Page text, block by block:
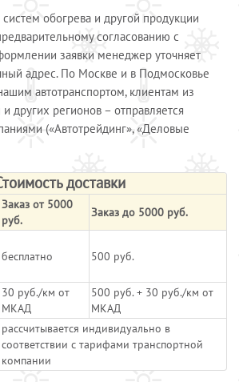
обогрева и другой продукции
согласованию с
заявки менеджер уточняет
адрес. По Москве и в Подмосковье
автотранспортом, клиентам из
других регионов – отправляется
(«Автотрейдинг», «Деловые
доставки
Заказ от 5000
руб.
Заказ до 5000 руб.
бесплатно 500 руб.
30 руб./км от
МКАД
500 руб. + 30 руб./км от
МКАД
рассчитывается индивидуально в
соответствии с тарифами транспортной
компании